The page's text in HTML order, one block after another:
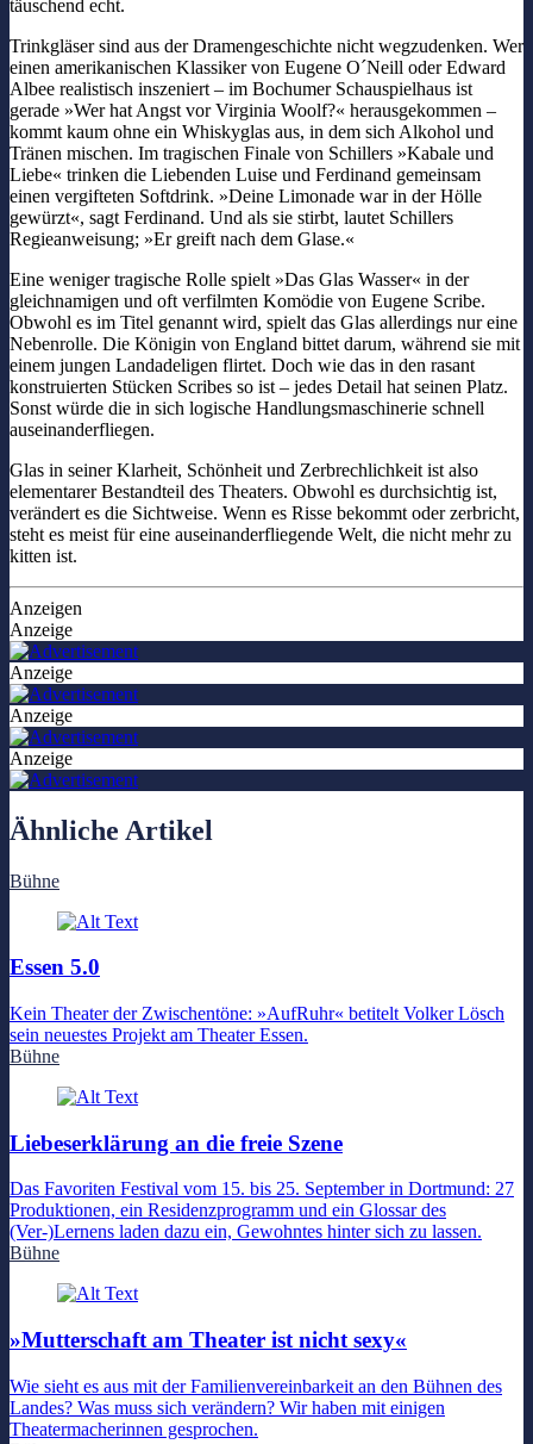
täuschend echt.
Trinkgläser sind aus der Dramengeschichte nicht wegzudenken. Wer
einen amerikanischen Klassiker von Eugene O´Neill oder Edward
Albee realistisch inszeniert – im Bochumer Schauspielhaus ist
gerade »Wer hat Angst vor Virginia Woolf?« herausgekommen –
kommt kaum ohne ein Whiskyglas aus, in dem sich Alkohol und
Tränen mischen. Im tragischen Finale von Schillers »Kabale und
Liebe« trinken die Liebenden Luise und Ferdinand gemeinsam
einen vergifteten Softdrink. »Deine Limonade war in der Hölle
gewürzt«, sagt Ferdinand. Und als sie stirbt, lautet Schillers
Regieanweisung; »Er greift nach dem Glase.«
Eine weniger tragische Rolle spielt »Das Glas Wasser« in der
gleichnamigen und oft verfilmten Komödie von Eugene Scribe.
Obwohl es im Titel genannt wird, spielt das Glas allerdings nur eine
Nebenrolle. Die Königin von England bittet darum, während sie mit
einem jungen Landadeligen flirtet. Doch wie das in den rasant
konstruierten Stücken Scribes so ist – jedes Detail hat seinen Platz.
Sonst würde die in sich logische Handlungsmaschinerie schnell
auseinanderfliegen.
Glas in seiner Klarheit, Schönheit und Zerbrechlichkeit ist also
elementarer Bestandteil des Theaters. Obwohl es durchsichtig ist,
verändert es die Sichtweise. Wenn es Risse bekommt oder zerbricht,
steht es meist für eine auseinanderfliegende Welt, die nicht mehr zu
kitten ist.
Anzeigen
Anzeige
Anzeige
Anzeige
Anzeige
Ähnliche Artikel
Bühne
Essen 5.0
Kein Theater der Zwischentöne: »AufRuhr« betitelt Volker Lösch
sein neuestes Projekt am Theater Essen.
Bühne
Liebeserklärung an die freie Szene
Das Favoriten Festival vom 15. bis 25. September in Dortmund: 27
Produktionen, ein Residenzprogramm und ein Glossar des
(Ver-)Lernens laden dazu ein, Gewohntes hinter sich zu lassen.
Bühne
»Mutterschaft am Theater ist nicht sexy«
Wie sieht es aus mit der Familienvereinbarkeit an den Bühnen des
Landes? Was muss sich verändern? Wir haben mit einigen
Theatermacherinnen gesprochen.